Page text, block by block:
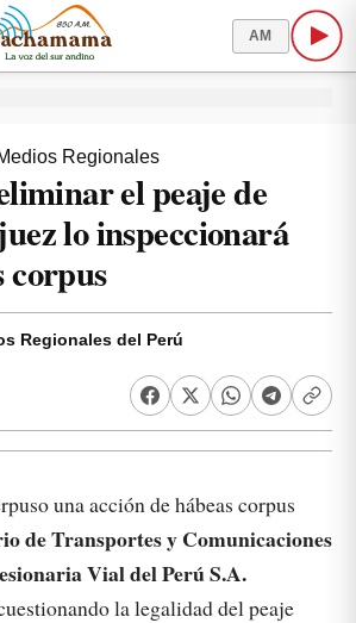
AM
Regionales
el peaje de
lo inspeccionará
corpus
Regionales del Perú
una acción de hábeas corpus
de Transportes y Comunicaciones
Vial del Perú S.A.
la legalidad del peaje